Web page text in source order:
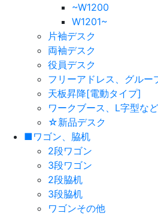
~W1200
W1201~
片袖デスク
両袖デスク
役員デスク
フリーアドレス、グルー
天板昇降[電動タイプ]
ワークブース、L字型など
☆新品デスク
■ワゴン、脇机
2段ワゴン
3段ワゴン
2段脇机
3段脇机
ワゴンその他